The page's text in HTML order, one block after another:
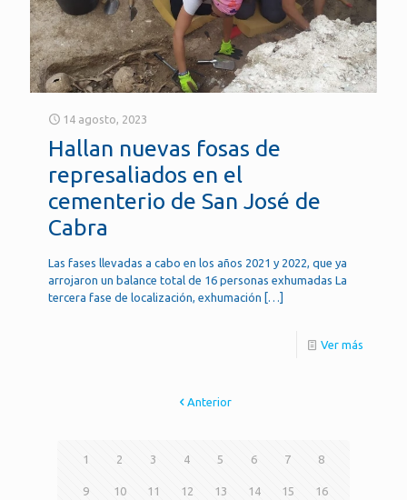
14 agosto, 2023
Hallan nuevas fosas de
represaliados en el
cementerio de San José de
Cabra
Las fases llevadas a cabo en los años 2021 y 2022, que ya
arrojaron un balance total de 16 personas exhumadas La
tercera fase de localización, exhumación […]
Ver más
Anterior
1 2 3 4 5 6 7 8
9 10 11 12 13 14 15 16